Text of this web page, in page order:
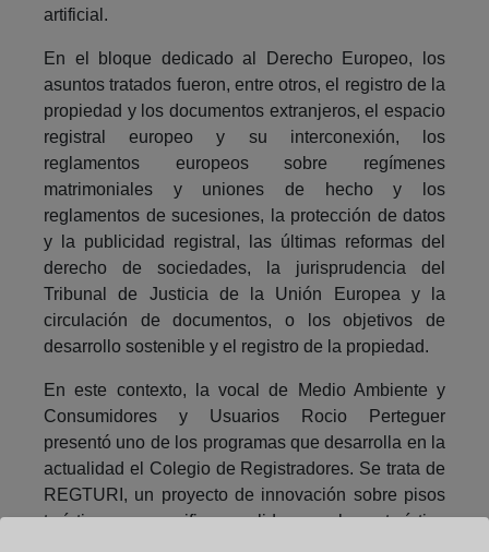
artificial.
En el bloque dedicado al Derecho Europeo, los
asuntos tratados fueron, entre otros, el registro de la
propiedad y los documentos extranjeros, el espacio
registral europeo y su interconexión, los
reglamentos europeos sobre regímenes
matrimoniales y uniones de hecho y los
reglamentos de sucesiones, la protección de datos
y la publicidad registral, las últimas reformas del
derecho de sociedades, la jurisprudencia del
Tribunal de Justicia de la Unión Europea y la
circulación de documentos, o los objetivos de
desarrollo sostenible y el registro de la propiedad.
En este contexto, la vocal de Medio Ambiente y
Consumidores y Usuarios Rocio Perteguer
presentó uno de los programas que desarrolla en la
actualidad el Colegio de Registradores. Se trata de
REGTURI, un proyecto de innovación sobre pisos
turísticos, que verifica y valida que el uso turístico